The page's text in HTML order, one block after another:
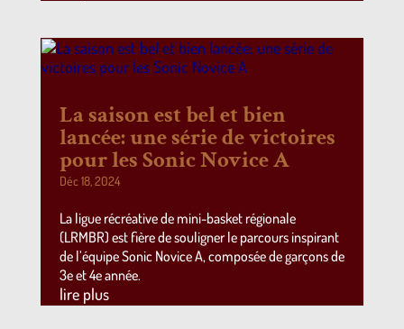
La saison est bel et bien
lancée: une série de victoires
pour les Sonic Novice A
Déc 18, 2024
La ligue récréative de mini-basket régionale
(LRMBR) est fière de souligner le parcours inspirant
de l’équipe Sonic Novice A, composée de garçons de
3e et 4e année.
lire plus